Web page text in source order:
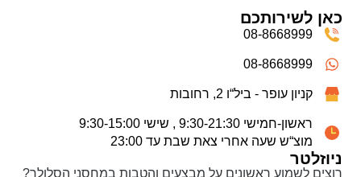
לשמוע ראשונים על מבצעים והטבות במחסני הסלולר?
לשירותכם
08-8668999
08-8668999
קניון עופר - ביל“ו 2, רחובות
ראשון-חמישי 9:30-21:30 , שישי 9:30-15:00
מוצ“ש שעה אחרי צאת שבת עד 23:00